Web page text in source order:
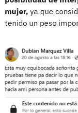
mujer, ya que
tenido un peso